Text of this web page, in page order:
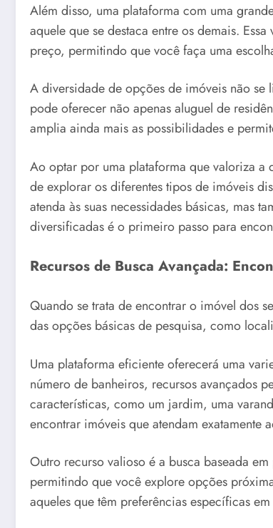
Além disso, uma plataforma com uma
aquele que se destaca entre os demais.
preço, permitindo que você faça uma
A diversidade de opções de imóveis não se
pode oferecer não apenas aluguel de
amplia ainda mais as possibilidades e
Ao optar por uma plataforma que valoriza
de explorar os diferentes tipos de imóveis
atenda às suas necessidades básicas, mas
diversificadas é o primeiro passo para
Recursos de Busca Avançada:
Quando se trata de encontrar o imóvel dos
das opções básicas de pesquisa, como
Uma plataforma eficiente oferecerá uma
número de banheiros, recursos avançados
características, como um jardim, uma
encontrar imóveis que atendam exatamente
Outro recurso valioso é a busca baseada
permitindo que você explore opções
aqueles que têm preferências específicas